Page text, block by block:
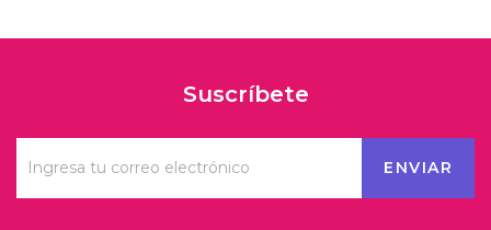
Suscríbete